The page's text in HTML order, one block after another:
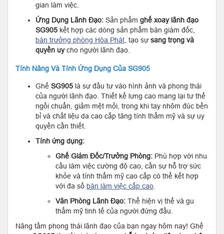
gian làm việc.
Ứng Dụng Lãnh Đạo: Sản phẩm ghế xoay lãnh đạo
SG905 kết hợp các dòng sản phẩm bàn giám đốc,
bàn trưởng phòng Hòa Phát, tạo sự sang trọng và
quyền uycho người lãnh đạo.
Tính Năng Và Tính Ứng Dụng Của SG905
Ghế SG905 là sự đầu tư vào hình ảnh và phong thái
của người lãnh đạo. Thiết kế lưng cao mang lại tư thế
ngồi chuẩn, giảm mệt mỏi, trong khi tay nhôm đúc bền
bỉ và chất liệu da cao cấp tăng tính thẩm mỹ và sự uy
quyền cần thiết.
Tính ứng dụng:
Ghế Giám Đốc/Trưởng Phòng: Phù hợp với nhu
cầu làm việc cường độ cao, cần sự hỗ trợ sức
khỏe và tính thẩm mỹ cao cấp có thể kết hợp
với đa số bàn làm việc cấp cao.
Văn Phòng Lãnh Đạo: Thể hiện vị thế và gu
thẩm mỹ tinh tế của người đứng đầu.
Nâng tầm phong thái lãnh đạo của bạn ngay hôm nay! Ghế